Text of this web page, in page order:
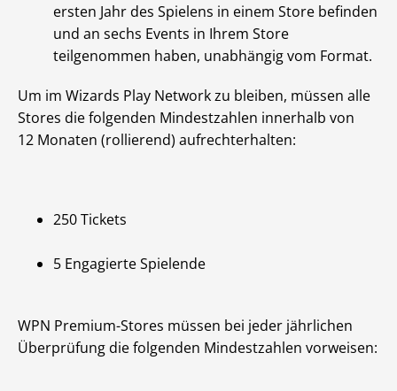
ersten Jahr des Spielens in einem Store befinden
und an sechs Events in Ihrem Store
teilgenommen haben, unabhängig vom Format.
Um im Wizards Play Network zu bleiben, müssen alle
Stores die folgenden Mindestzahlen innerhalb von
12 Monaten (rollierend) aufrechterhalten:
250 Tickets
5 Engagierte Spielende
WPN Premium-Stores müssen bei jeder jährlichen
Überprüfung die folgenden Mindestzahlen vorweisen: